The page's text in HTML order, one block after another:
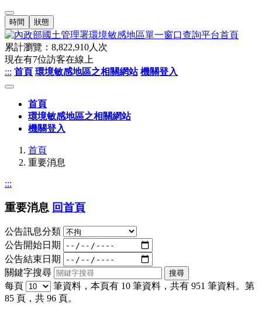
時間 狀態
累計瀏覽： 8,822,910人次
現在有7位訪客在線上
::: 首頁 環境敏感地區之相關網站 機關登入
首頁
環境敏感地區之相關網站
機關登入
首頁
重要消息
:::
重要消息 回首頁
公告訊息分類
公告開始日期
公告結束日期
關鍵字搜尋
每頁
筆資料，本頁有 10 筆資料，共有 951 筆資料。第
85 頁，共 96 頁。